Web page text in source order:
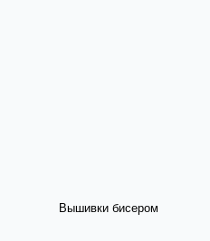
Вышивки бисером